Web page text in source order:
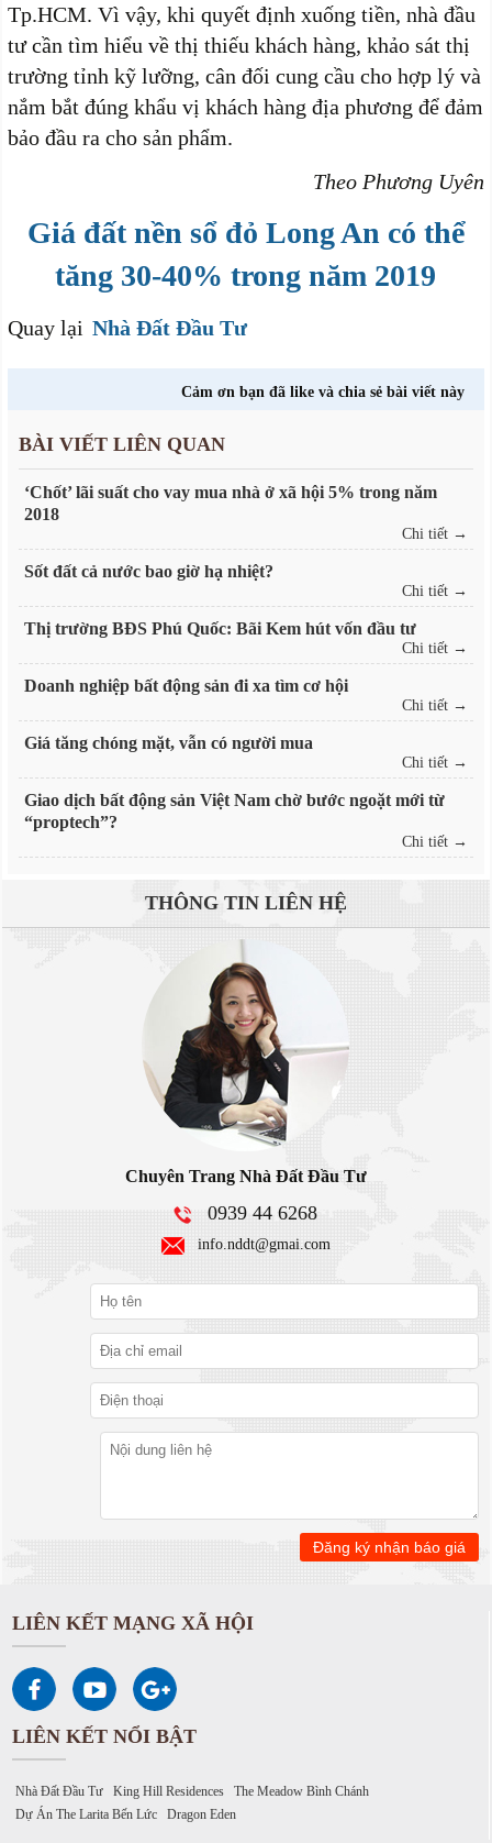
Tp.HCM. Vì vậy, khi quyết định xuống tiền, nhà đầu
tư cần tìm hiểu về thị thiếu khách hàng, khảo sát thị
trường tỉnh kỹ lưỡng, cân đối cung cầu cho hợp lý và
nắm bắt đúng khẩu vị khách hàng địa phương để đảm
bảo đầu ra cho sản phẩm.
Theo Phương Uyên
Giá đất nền sổ đỏ Long An có thể
tăng 30-40% trong năm 2019
Quay lại Nhà Đất Đầu Tư
Cảm ơn bạn đã like và chia sẻ bài viết này
BÀI VIẾT LIÊN QUAN
‘Chốt’ lãi suất cho vay mua nhà ở xã hội 5% trong năm
2018
Chi tiết →
Sốt đất cả nước bao giờ hạ nhiệt?
Chi tiết →
Thị trường BĐS Phú Quốc: Bãi Kem hút vốn đầu tư
Chi tiết →
Doanh nghiệp bất động sản đi xa tìm cơ hội
Chi tiết →
Giá tăng chóng mặt, vẫn có người mua
Chi tiết →
Giao dịch bất động sản Việt Nam chờ bước ngoặt mới từ
“proptech”?
Chi tiết →
THÔNG TIN LIÊN HỆ
Chuyên Trang Nhà Đất Đầu Tư
0939 44 6268
info.nddt@gmai.com
LIÊN KẾT MẠNG XÃ HỘI
LIÊN KẾT NỔI BẬT
Nhà Đất Đầu Tư King Hill Residences
The Meadow Bình Chánh
Dự Án The Larita Bến Lức
Dragon Eden